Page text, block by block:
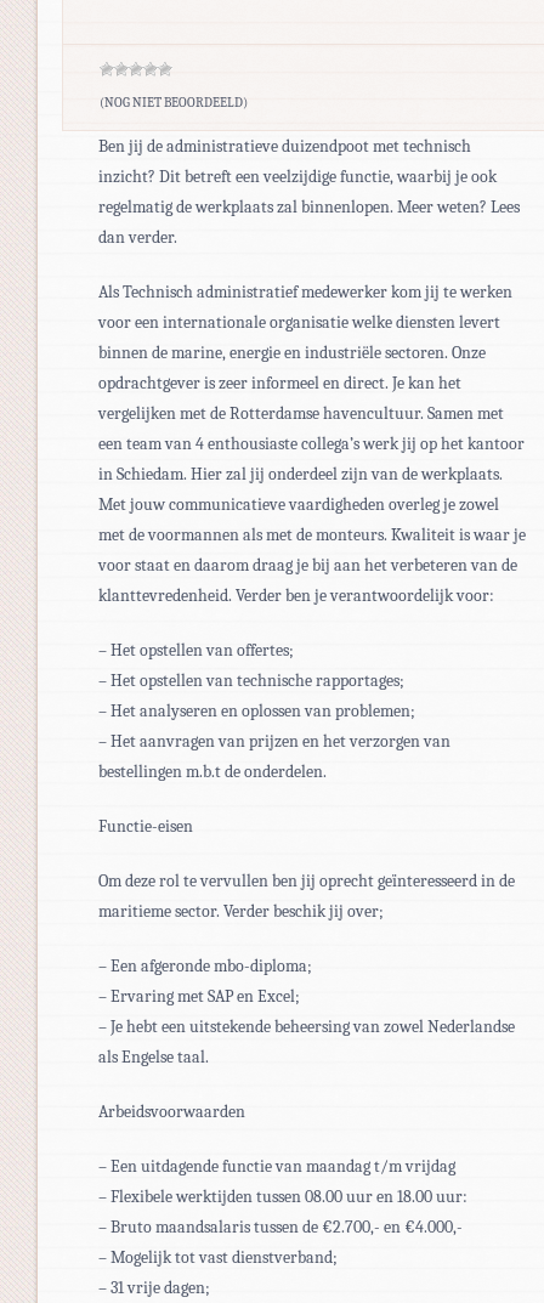
(NOG NIET BEOORDEELD)
Ben jij de administratieve duizendpoot met technisch
inzicht? Dit betreft een veelzijdige functie, waarbij je ook
regelmatig de werkplaats zal binnenlopen. Meer weten? Lees
dan verder.
Als Technisch administratief medewerker kom jij te werken
voor een internationale organisatie welke diensten levert
binnen de marine, energie en industriële sectoren. Onze
opdrachtgever is zeer informeel en direct. Je kan het
vergelijken met de Rotterdamse havencultuur. Samen met
een team van 4 enthousiaste collega’s werk jij op het kantoor
in Schiedam. Hier zal jij onderdeel zijn van de werkplaats.
Met jouw communicatieve vaardigheden overleg je zowel
met de voormannen als met de monteurs. Kwaliteit is waar je
voor staat en daarom draag je bij aan het verbeteren van de
klanttevredenheid. Verder ben je verantwoordelijk voor:
– Het opstellen van offertes;
– Het opstellen van technische rapportages;
– Het analyseren en oplossen van problemen;
– Het aanvragen van prijzen en het verzorgen van
bestellingen m.b.t de onderdelen.
Functie-eisen
Om deze rol te vervullen ben jij oprecht geïnteresseerd in de
maritieme sector. Verder beschik jij over;
– Een afgeronde mbo-diploma;
– Ervaring met SAP en Excel;
– Je hebt een uitstekende beheersing van zowel Nederlandse
als Engelse taal.
Arbeidsvoorwaarden
– Een uitdagende functie van maandag t/m vrijdag
– Flexibele werktijden tussen 08.00 uur en 18.00 uur:
– Bruto maandsalaris tussen de €2.700,- en €4.000,-
– Mogelijk tot vast dienstverband;
– 31 vrije dagen;